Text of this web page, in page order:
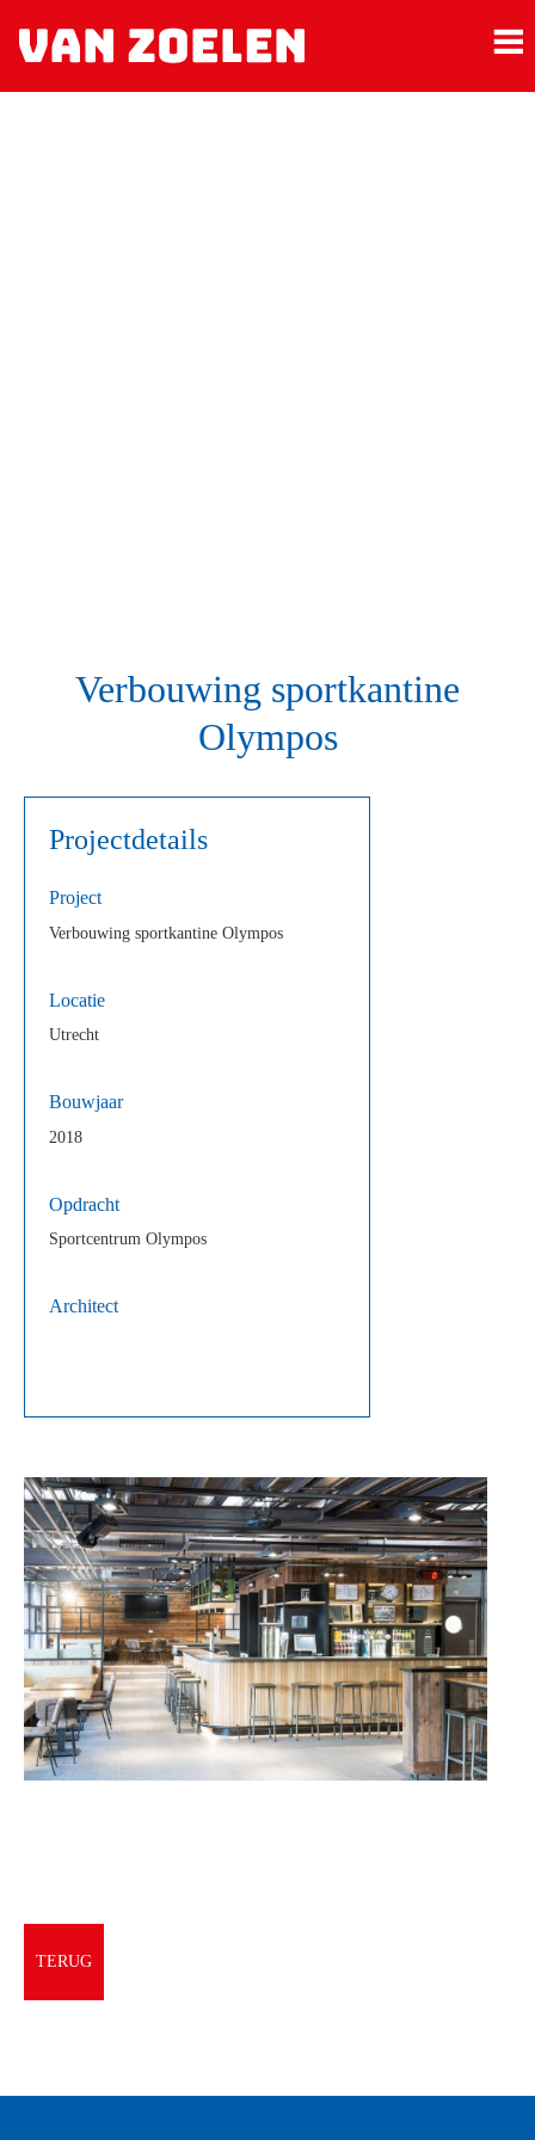
Verbouwing sportkantine
Olympos
Projectdetails
Project
Verbouwing sportkantine Olympos
Locatie
Utrecht
Bouwjaar
2018
Opdracht
Sportcentrum Olympos
Architect
TERUG